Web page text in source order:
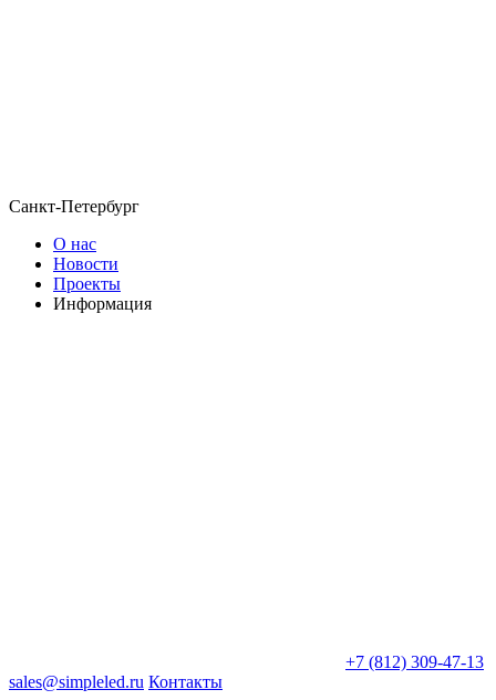
Санкт-Петербург
О нас
Новости
Проекты
Информация
+7 (812) 309-47-13
sales@simpleled.ru Контакты